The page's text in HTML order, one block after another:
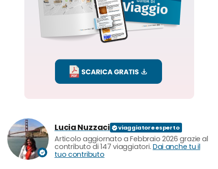
Lucia Nuzzaci
Articolo aggiornato a Febbraio 2026 grazie al
contributo di 147 viaggiatori. Dai anche tu il
tuo contributo